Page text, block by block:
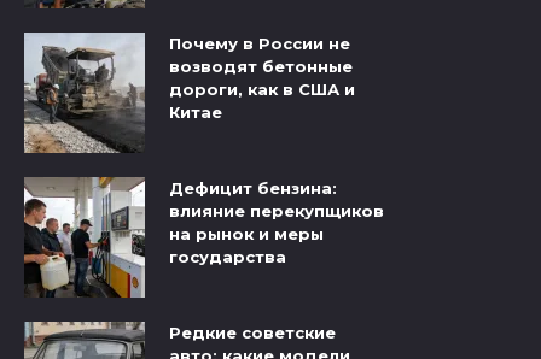
Почему в России не
возводят бетонные
дороги, как в США и
Китае
Дефицит бензина:
влияние перекупщиков
на рынок и меры
государства
Редкие советские